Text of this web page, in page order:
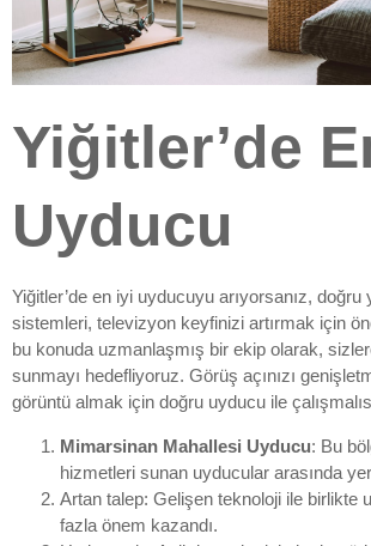
Yiğitler’de
Uyducu
Yiğitler’de en iyi uyducuyu arıyorsanız,
sistemleri, televizyon keyfinizi artırmak için
bu konuda uzmanlaşmış bir ekip olarak,
sunmayı hedefliyoruz. Görüş açınızı
görüntü almak için doğru uyducu ile
Mimarsinan Mahallesi Uyducu: Bu
hizmetleri sunan uyducular arasında
Artan talep: Gelişen teknoloji ile birlikte
fazla önem kazandı.